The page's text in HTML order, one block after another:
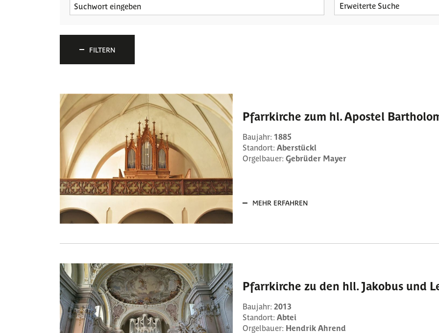
Erweiterte Suche
FILTERN
Pfarrkirche zum hl. Apostel
Baujahr:1885
Standort:Aberstückl
Orgelbauer:Gebrüder Mayer
MEHR ERFAHREN
Pfarrkirche zu den hll. Jakobus und
Baujahr:2013
Standort:Abtei
Orgelbauer: Hendrik Ahrend